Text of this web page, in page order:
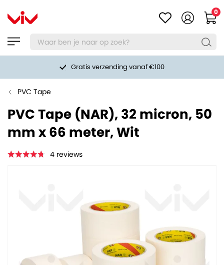
0
Gratis verzending vanaf €100
PVC Tape
PVC Tape (NAR), 32 micron, 50
mm x 66 meter, Wit
4 reviews